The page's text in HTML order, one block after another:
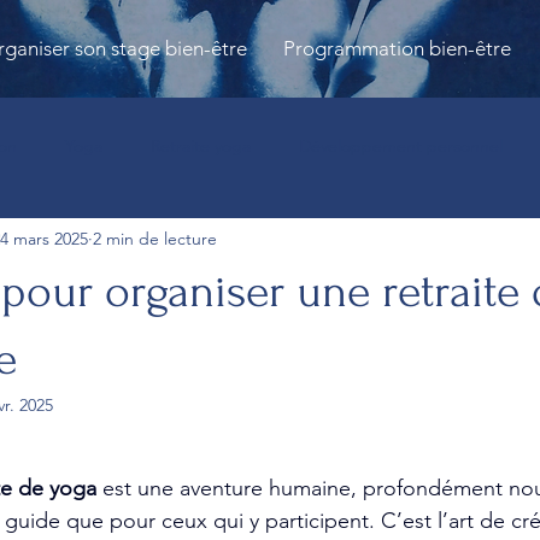
son stage bien-être Programmation bien-être
Retraie bien-être
être
Stress
organiser une retraite
mars 2025 2 min de lecture
2025
5.
de yoga est une aventure humaine, profondément
que pour ceux qui y participent. C’est l’art de